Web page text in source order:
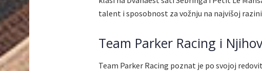
talent i sposobnost za vožnju na najvišoj
Team Parker Racing i
Team Parker Racing poznat je po svojoj